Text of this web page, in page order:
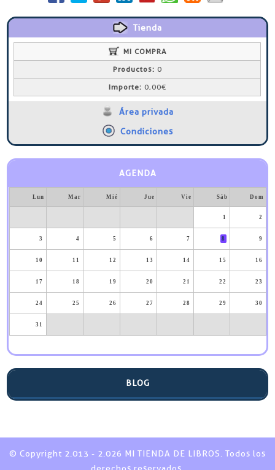
Tienda
MI COMPRA
Productos: 0
Importe: 0,00€
Área privada
Condiciones
AGENDA
Lun Mar Mié Jue Vie Sáb Dom
1 2
3 4 5 6 7 8 9
10 11 12 13 14 15 16
17 18 19 20 21 22 23
24 25 26 27 28 29 30
31
BLOG
© Copyright 2.013 - 2.026 MI TIENDA DE LIBROS. Todos los